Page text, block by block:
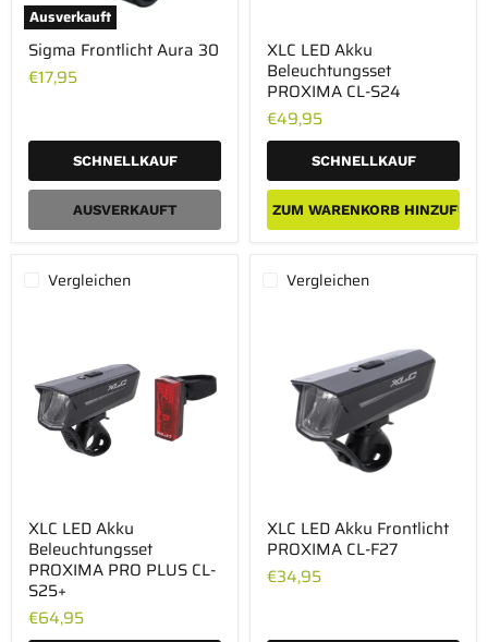
Ausverkauft
Sigma
Frontlicht
Aura
30
Sigma Frontlicht Aura 30
€17,95
SCHNELLKAUF
AUSVERKAUFT
LED
Akku
Beleuchtungsset
PROXIMA
CL-
S24
XLC LED Akku
Beleuchtungsset
PROXIMA CL-S24
€49,95
SCHNELLKAUF
ZUM WARENKORB
Vergleichen
LED
Akku
Beleuchtungsset
PROXIMA
PRO
PLUS
XLC LED Akku
Beleuchtungsset
PROXIMA PRO PLUS CL-
S25+
€64,95
Vergleichen
LED
Akku
Frontlicht
PROXIMA
XLC LED Akku Frontlicht
PROXIMA CL-F27
€34,95